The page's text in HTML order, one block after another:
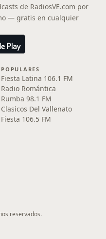
de RadiosVE.com por
— gratis en cualquier
POPULARES
Fiesta Latina 106.1 FM
Radio Romántica
Rumba 98.1 FM
Clasicos Del Vallenato
Fiesta 106.5 FM
reservados.